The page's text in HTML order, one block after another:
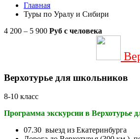
Главная
Туры по Уралу и Сибири
4 200 – 5 900 Руб с человека
Верхотурье для школьников
8-10 класс
Программа экскурсии в Верхотурье
07.30 выезд из Екатеринбурга